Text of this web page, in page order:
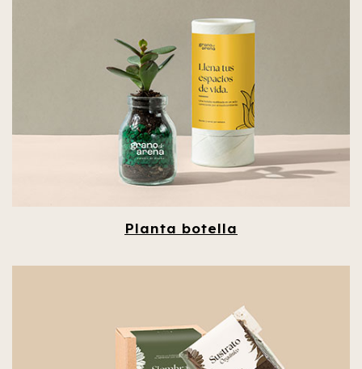
Planta botella